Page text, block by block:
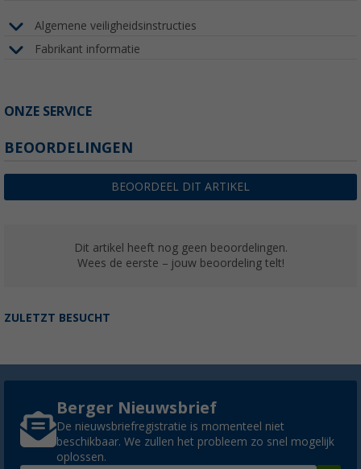
Algemene veiligheidsinstructies
Fabrikant informatie
ONZE SERVICE
BEOORDELINGEN
BEOORDEEL DIT ARTIKEL
Dit artikel heeft nog geen beoordelingen.
Wees de eerste – jouw beoordeling telt!
ZULETZT BESUCHT
Berger Nieuwsbrief
De nieuwsbriefregistratie is momenteel niet
beschikbaar. We zullen het probleem zo snel mogelijk
oplossen.